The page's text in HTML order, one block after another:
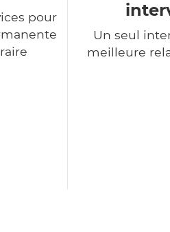
pour
Un seul
meilleure